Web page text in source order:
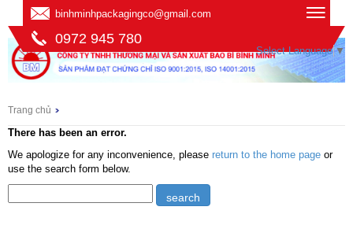
binhminhpackagingco@gmail.com
0972 945 780
Select Language ▼
Trang chủ
There has been an error.
We apologize for any inconvenience, please return to the home page or
use the search form below.